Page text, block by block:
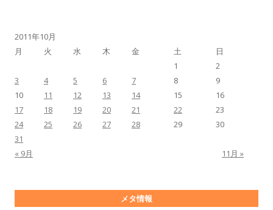
2011年10月
月
火 水 木 金 土 日
« 9月 11月 »
1
2
3
4 5 6 7 8
9
10
11 12 13 14 15
16
17
18 19 20 21 22
23
24
25 26 27 28 29
30
31
メタ情報